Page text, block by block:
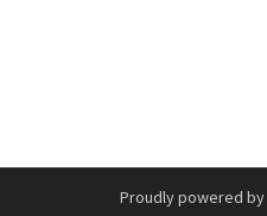
Proudly powered by